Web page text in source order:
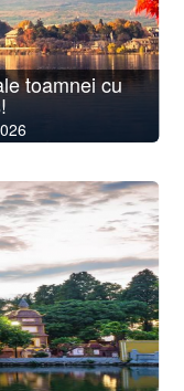
toamnei cu